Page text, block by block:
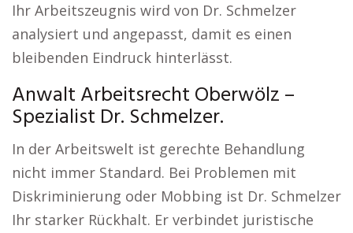
Ihr Arbeitszeugnis wird von Dr. Schmelzer
analysiert und angepasst, damit es einen
bleibenden Eindruck hinterlässt.
Anwalt Arbeitsrecht Oberwölz –
Spezialist Dr. Schmelzer.
In der Arbeitswelt ist gerechte Behandlung
nicht immer Standard. Bei Problemen mit
Diskriminierung oder Mobbing ist Dr. Schmelzer
Ihr starker Rückhalt. Er verbindet juristische